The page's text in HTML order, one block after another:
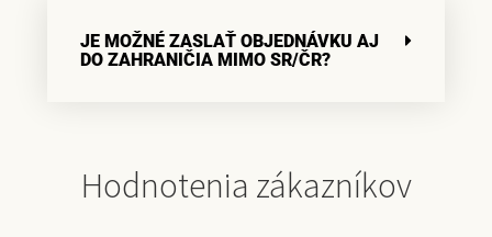
JE MOŽNÉ ZASLAŤ OBJEDNÁVKU AJ
DO ZAHRANIČIA MIMO SR/ČR?
Hodnotenia zákazníkov